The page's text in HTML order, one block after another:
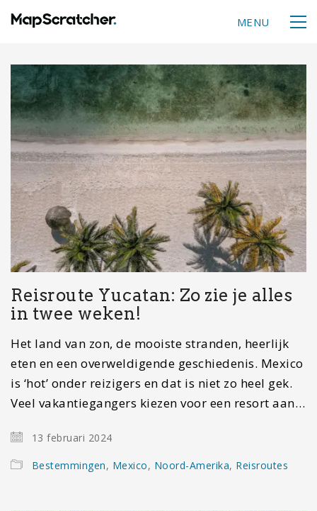
MENU
Reisroute Yucatan: Zo zie je alles
in twee weken!
Het land van zon, de mooiste stranden, heerlijk
eten en een overweldigende geschiedenis. Mexico
is ‘hot’ onder reizigers en dat is niet zo heel gek.
Veel vakantiegangers kiezen voor een resort aan…
13 februari 2024
Bestemmingen, Mexico, Noord-Amerika, Reisroutes